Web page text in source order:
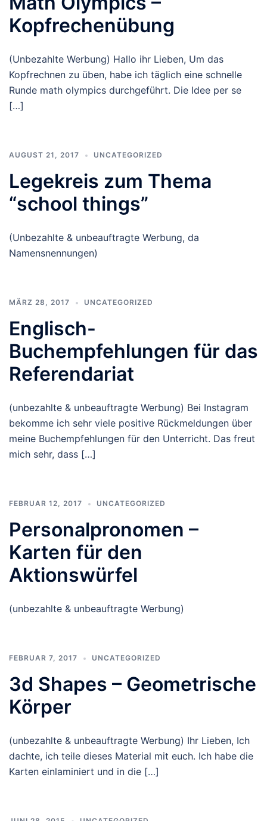
Kopfrechenübung
(Unbezahlte Werbung) Hallo ihr Lieben, Um das
Kopfrechnen zu üben, habe ich täglich eine schnelle
Runde math olympics durchgeführt. Die Idee per se
[…]
AUGUST 21, 2017 UNCATEGORIZED
Legekreis zum Thema
“school things”
(Unbezahlte & unbeauftragte Werbung, da
Namensnennungen)
MÄRZ 28, 2017 UNCATEGORIZED
Englisch-
Buchempfehlungen für das
Referendariat
(unbezahlte & unbeauftragte Werbung) Bei Instagram
bekomme ich sehr viele positive Rückmeldungen über
meine Buchempfehlungen für den Unterricht. Das freut
mich sehr, dass […]
FEBRUAR 12, 2017 UNCATEGORIZED
Personalpronomen –
Karten für den
Aktionswürfel
(unbezahlte & unbeauftragte Werbung)
FEBRUAR 7, 2017 UNCATEGORIZED
3d Shapes – Geometrische
Körper
(unbezahlte & unbeauftragte Werbung) Ihr Lieben, Ich
dachte, ich teile dieses Material mit euch. Ich habe die
Karten einlaminiert und in die […]